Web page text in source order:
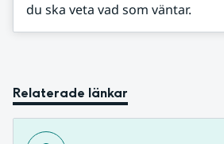
du ska veta vad som väntar.
Relaterade länkar